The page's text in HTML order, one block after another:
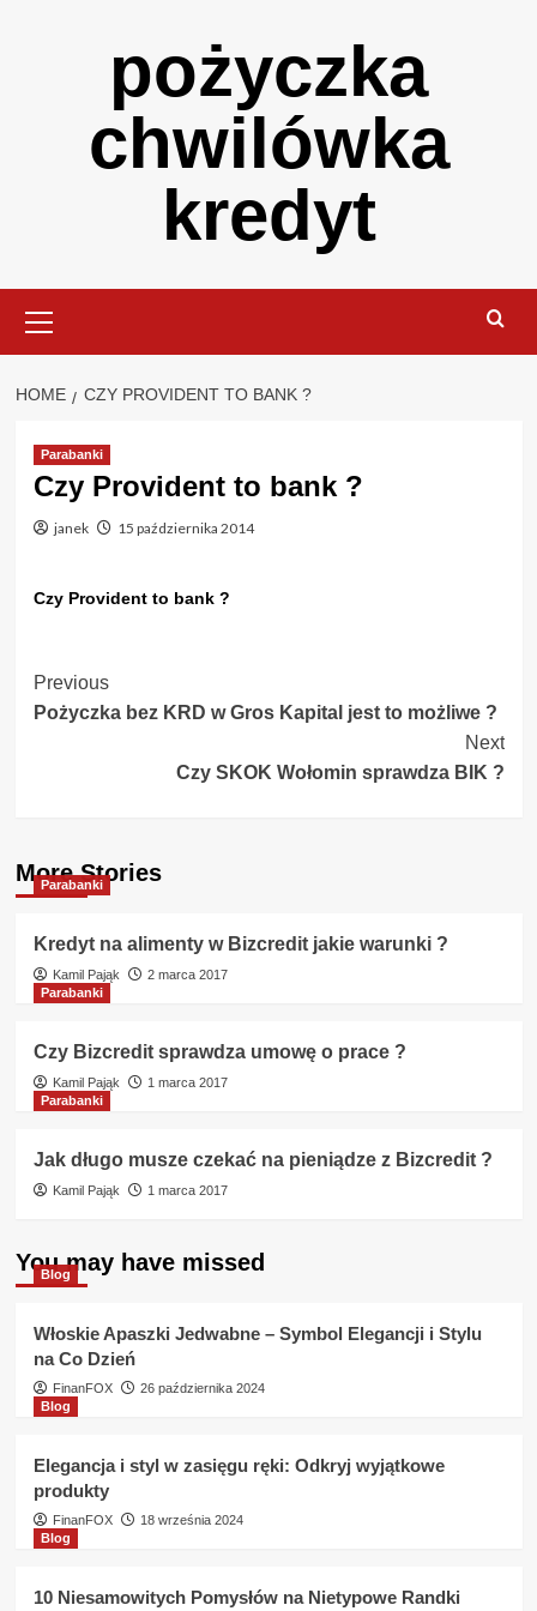
pożyczka
chwilówka
kredyt
Menu
HOME CZY PROVIDENT TO BANK ?
Parabanki
Czy Provident to bank ?
janek 15 października 2014
Czy Provident to bank ?
Post
Navigation
Previous
Pożyczka bez KRD w Gros Kapital jest to możliwe ?
Next
Czy SKOK Wołomin sprawdza BIK ?
More Stories
Parabanki
Kredyt na alimenty w Bizcredit jakie warunki ?
Kamil Pająk
2 marca 2017
Parabanki
Czy Bizcredit sprawdza umowę o prace ?
Kamil Pająk
1 marca 2017
Parabanki
Jak długo musze czekać na pieniądze z Bizcredit ?
Kamil Pająk 1 marca 2017
You may have missed
Blog
Włoskie Apaszki Jedwabne – Symbol Elegancji i Stylu
na Co Dzień
FinanFOX
26 października 2024
Blog
Elegancja i styl w zasięgu ręki: Odkryj wyjątkowe
produkty
FinanFOX
18 września 2024
Blog
10 Niesamowitych Pomysłów na Nietypowe Randki